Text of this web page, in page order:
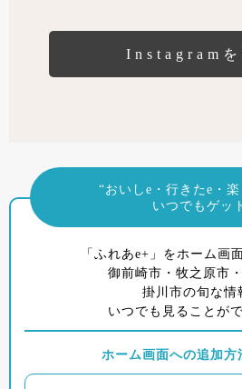
Instagramを
“おいしe・行きたe・
いつでもゲッ
「ふれあe+」をホーム画
御前崎市・牧之原市
掛川市の旬な情
いつでも見ることが
ホーム画面への追加方